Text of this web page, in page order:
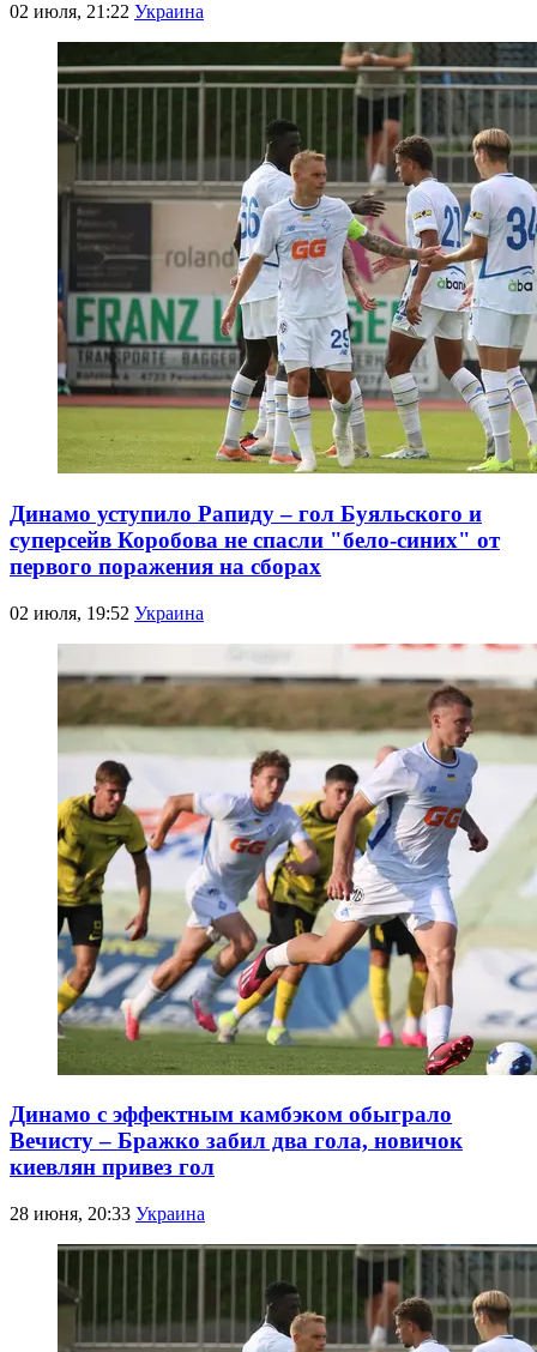
02 июля, 21:22 Украина
Динамо уступило Рапиду – гол Буяльского и
суперсейв Коробова не спасли "бело-синих" от
первого поражения на сборах
02 июля, 19:52 Украина
Динамо с эффектным камбэком обыграло
Вечисту – Бражко забил два гола, новичок
киевлян привез гол
28 июня, 20:33 Украина